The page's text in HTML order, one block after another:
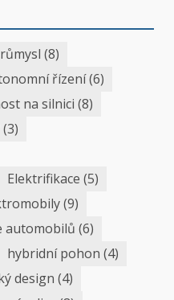
(8)
řízení(6)
na silnici (8)
(3)
Elektrifikace (5)
(9)
automobilů (6)
hybridní pohon (4)
design (4)